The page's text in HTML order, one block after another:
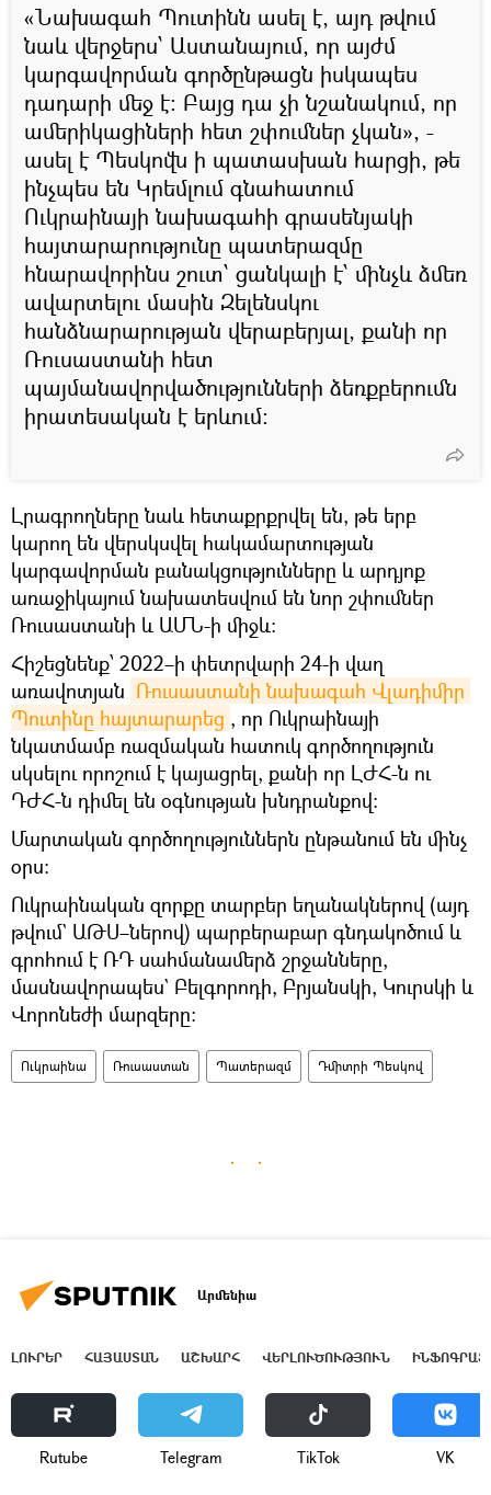
«Նախագահ Պուտինն ասել է, այդ թվում
նաև վերջերս՝ Աստանայում, որ այժմ
կարգավորման գործընթացն իսկապես
դադարի մեջ է։ Բայց դա չի նշանակում, որ
ամերիկացիների հետ շփումներ չկան», -
ասել է Պեսկովն ի պատասխան հարցի, թե
ինչպես են Կրեմլում գնահատում
Ուկրաինայի նախագահի գրասենյակի
հայտարարությունը պատերազմը
հնարավորինս շուտ՝ ցանկալի է՝ մինչև ձմեռ
ավարտելու մասին Զելենսկու
հանձնարարության վերաբերյալ, քանի որ
Ռուսաստանի հետ
պայմանավորվածությունների ձեռքբերումն
իրատեսական է երևում։
Լրագրողները նաև հետաքրքրվել են, թե երբ
կարող են վերսկսվել հակամարտության
կարգավորման բանակցությունները և արդյոք
առաջիկայում նախատեսվում են նոր շփումներ
Ռուսաստանի և ԱՄՆ-ի միջև:
Հիշեցնենք՝ 2022–ի փետրվարի 24-ի վաղ
առավոտյան Ռուսաստանի նախագահ Վլադիմիր
Պուտինը հայտարարեց , որ Ուկրաինայի
նկատմամբ ռազմական հատուկ գործողություն
սկսելու որոշում է կայացրել, քանի որ ԼԺՀ-ն ու
ԴԺՀ-ն դիմել են օգնության խնդրանքով։
Մարտական գործողություններն ընթանում են մինչ
օրս։
Ուկրաինական զորքը տարբեր եղանակներով (այդ
թվում` ԱԹՍ–ներով) պարբերաբար գնդակոծում և
գրոհում է ՌԴ սահմանամերձ շրջանները,
մասնավորապես` Բելգորոդի, Բրյանսկի, Կուրսկի և
Վորոնեժի մարզերը։
Ուկրաինա Ռուսաստան Պատերազմ Դմիտրի Պեսկով
Արմենիա
ԼՈՒՐԵՐ ՀԱՅԱՍՏԱՆ ԱՇԽԱՐՀ ՎԵՐԼՈՒԾՈՒԹՅՈՒՆ
Rutube Telegram ТikТоk VK